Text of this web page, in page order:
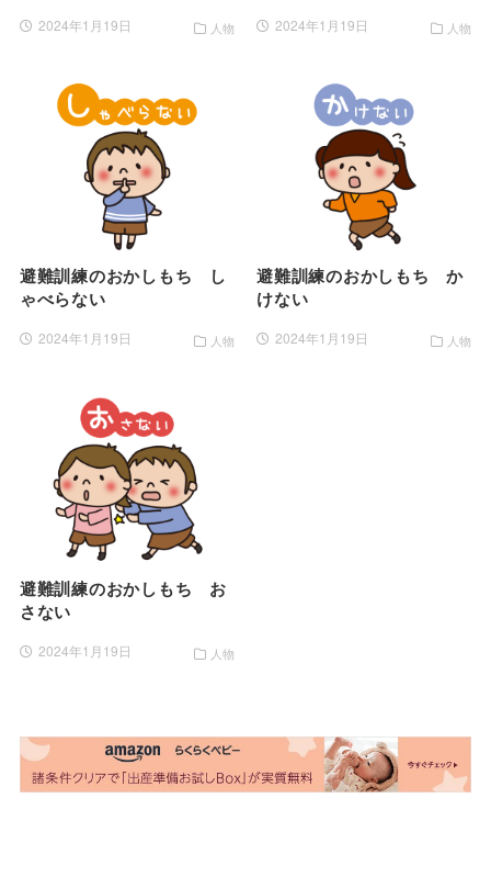
2024年1月19日 人物 2024年1月19日 人物
避難訓練のおかしもち し
ゃべらない
2024年1月19日 人物
避難訓練のおかしもち か
けない
2024年1月19日 人物
避難訓練のおかしもち お
さない
2024年1月19日 人物